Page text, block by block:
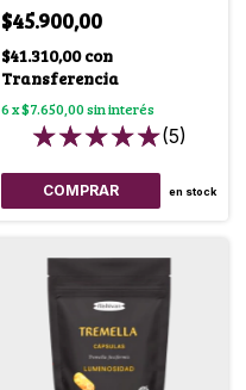
$45.900,00
$41.310,00con
Transferencia
6x$7.650,00sin interés
(5)
en stock